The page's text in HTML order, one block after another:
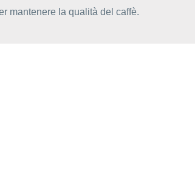
mantenere la qualità del caffè.